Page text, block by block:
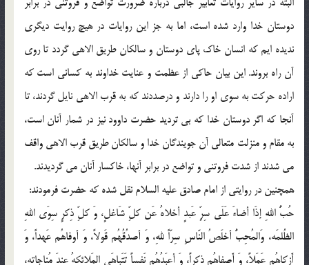
دوستان خدا وارد شده است، اما به جز این روایات در هیچ روایت دیگری
ندیده ایم که انسان خاک پای دوستان و سالکان طریق الاهی گردد تا روی
آن راه بروند. این بیان حاکی از عظمت و عنایت خداوند به کسانی است که
اراده حرکت به سوی او را دارند و درصددند که به قرب الاهی نایل گردند، تا
آنجا که اگر دوستان خدا که بی تردید حضرت داوود نیز در شمار آنان است،
به مقام و منزلت متعالی آن جویندگان خدا و سالکان طریق قرب الاهی واقف
می شدند از شدت فروتنی و تواضع در برابر آنها، خاکسار آنان می گردیدند.
همچنین در روایتی از امام صادق علیه السلام نقل شده که حضرت فرمودند:
حُبُّ اللهِ إذَا أضاءَ عَلَی سِرِّ عَبدٍ أخلاهُ عَن کلِّ شَاغلٍ، وَ کلِّ ذِکرٍ سِوَی اللهِ
الظُلمَه، وَالمُحِبُّ أخلَصُ النّاسِ سِرّاً للهِ، وَ أصدُقُهُم قَولاً، وَ أوفاهُم عَهداً، وَ
أَزکاهُم عَمَلاً، وَ أَصفاهُم ذِکراً، وَ أعبَدُهُم نَفساً تَتَباهَی المَلائِکهُ عِندَ مُناجاتِهِ،